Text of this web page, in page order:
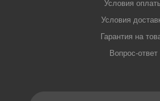
Условия
Условия
Гарантия на
Вопрос-ответ